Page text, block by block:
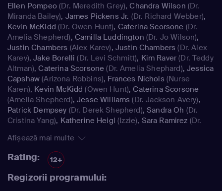
Ellen Pompeo(Dr. Meredith Grey),Chandra Wilson (Dr.
Miranda Bailey), James Pickens Jr. (Dr. Richard Webber),
Kevin McKidd (Dr. Owen Hunt), Caterina Scorsone (Dr.
Amelia Shepherd), Camilla Luddington (Dr. Jo Wilson),
Justin Chambers (Alex Karev), Justin Chambers (Dr. Alex
Karev),Jake Borelli (Dr. Levi Schmitt), Kim Raver (Dr. Teddy
Altman),Caterina Scorsone (Dr. Amelia Shephard),Jessica
Capshaw (Arizona Robbins), Frances Nichols (Nurse
Karen), Kevin McKidd (Owen Hunt),Caterina Scorsone
(Amelia Shepherd),Jesse Williams (Dr. Jackson Avery),
Patrick Dempsey (Dr. Derek Shepherd),Sandra Oh (Dr.
Cristina Yang), Katherine Heigl (Izzie), Sara Ramirez (Dr.
Afișează mai multe
Rating: 12+
Regizorii programului: